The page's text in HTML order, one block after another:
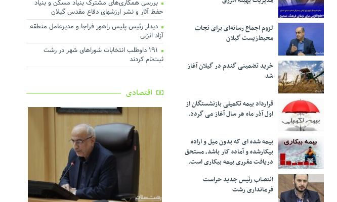
لزوم اجماع رسانه‌ای برای نجات
محیط‌زیست گیلان
خرید تضمینی گندم در گیلان آغاز
شد
قرارداد بیمه تکمیلی بازنشستگان از
اول آذر ماه هر سال آغاز می گردد.
بیمه شده ای که بدون میل و اراده
بیکارشده و آماده کار باشد، مستحق
دریافت مقرری بیمه بیکاری است.
انتصاب رئیس جدید حراست
فرمانداری رشت
بررسی همکاری‌های مشترک بنیاد مسکن و بنیاد
حفظ آثار و نشر ارزشهای دفاع مقدس گیلان
دیدار رئیس پلیس راهور فراجا و مدیرعامل منطقه
آزاد انزلی
۱۹۱ داوطلب انتخابات شوراهای شهر در رشت
ثبت‌نام کردند
اقتصادی